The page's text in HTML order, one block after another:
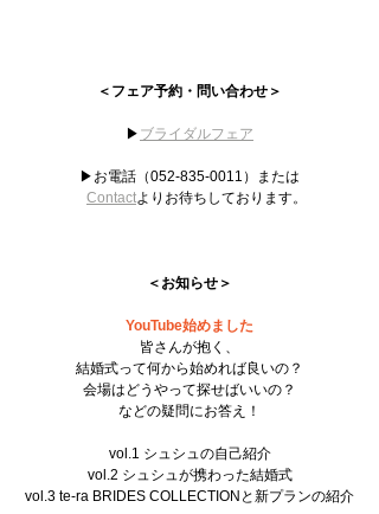
＜フェア予約・問い合わせ＞
▶︎ ブライダルフェア
▶︎お電話（052-835-0011）または
Contactよりお待ちしております。
＜お知らせ＞
YouTube始めました
皆さんが抱く、
結婚式って何から始めれば良いの？
会場はどうやって探せばいいの？
などの疑問にお答え！
vol.1 シュシュの自己紹介
vol.2 シュシュが携わった結婚式
vol.3 te-ra BRIDES COLLECTIONと新プランの紹介